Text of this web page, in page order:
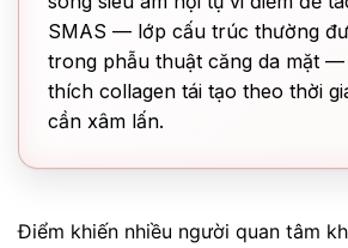
SMAS — lớp cấu trúc thường
trong phẫu thuật căng da mặt
thích collagen tái tạo theo thời
cần xâm lấn.
Điểm khiến nhiều người quan tâm